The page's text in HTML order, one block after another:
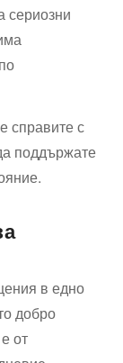
сериозни
справите с
поддържате
в едно
добро
от